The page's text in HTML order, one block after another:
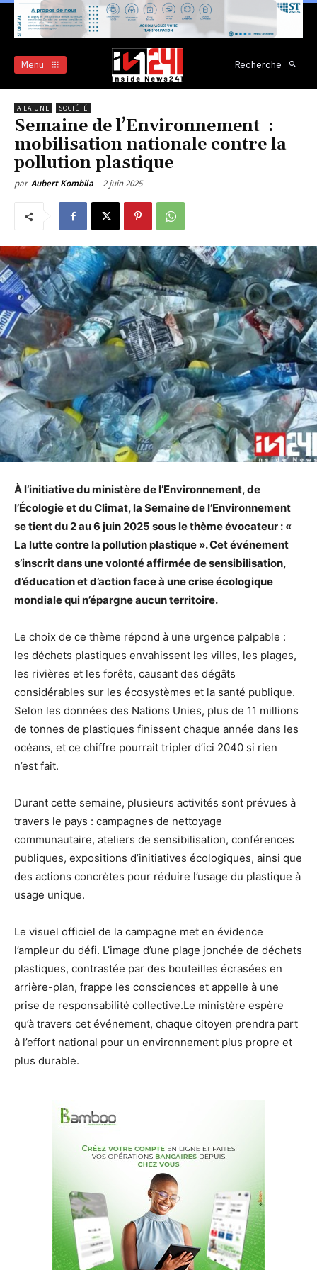
Menu Recherche
A LA UNE SOCIÉTÉ
Semaine de l’Environnement :
mobilisation nationale contre la
pollution plastique
par Aubert Kombila 2 juin 2025
À l’initiative du ministère de l’Environnement, de
l’Écologie et du Climat, la Semaine de l’Environnement
se tient du 2 au 6 juin 2025 sous le thème évocateur : «
La lutte contre la pollution plastique ». Cet événement
s’inscrit dans une volonté affirmée de sensibilisation,
d’éducation et d’action face à une crise écologique
mondiale qui n’épargne aucun territoire.
Le choix de ce thème répond à une urgence palpable :
les déchets plastiques envahissent les villes, les plages,
les rivières et les forêts, causant des dégâts
considérables sur les écosystèmes et la santé publique.
Selon les données des Nations Unies, plus de 11 millions
de tonnes de plastiques finissent chaque année dans les
océans, et ce chiffre pourrait tripler d’ici 2040 si rien
n’est fait.
Durant cette semaine, plusieurs activités sont prévues à
travers le pays : campagnes de nettoyage
communautaire, ateliers de sensibilisation, conférences
publiques, expositions d’initiatives écologiques, ainsi que
des actions concrètes pour réduire l’usage du plastique à
usage unique.
Le visuel officiel de la campagne met en évidence
l’ampleur du défi. L’image d’une plage jonchée de déchets
plastiques, contrastée par des bouteilles écrasées en
arrière-plan, frappe les consciences et appelle à une
prise de responsabilité collective.Le ministère espère
qu’à travers cet événement, chaque citoyen prendra part
à l’effort national pour un environnement plus propre et
plus durable.